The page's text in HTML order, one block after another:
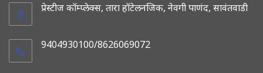
प्रेस्टीज कॉम्प्लेक्स, तारा हॉटेलनजिक, नेवगी पाणंद, सावंतवाडी
9404930100/8626069072